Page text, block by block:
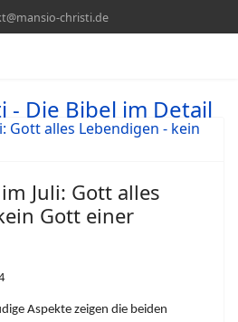
christi.de
Juli: Gott alles
Gott einer
Aspekte zeigen die beiden